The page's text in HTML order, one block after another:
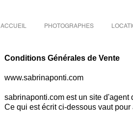
ACCUEIL PHOTOGRAPHES
Conditions Générales de Vente
www.sabrinaponti.com
sabrinaponti.com est un site
Ce qui est écrit ci-dessous vaut pour